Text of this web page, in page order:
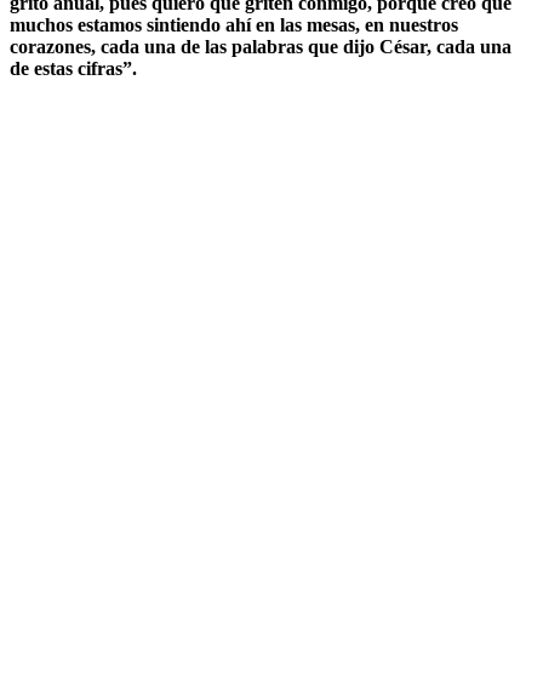
muchos estamos sintiendo ahí en las mesas, en nuestros
corazones, cada una de las palabras que dijo César, cada una
de estas cifras”.